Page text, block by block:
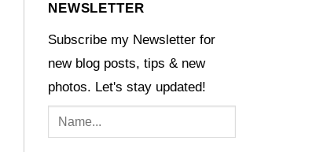
NEWSLETTER
Subscribe my Newsletter for
new blog posts, tips & new
photos. Let's stay updated!